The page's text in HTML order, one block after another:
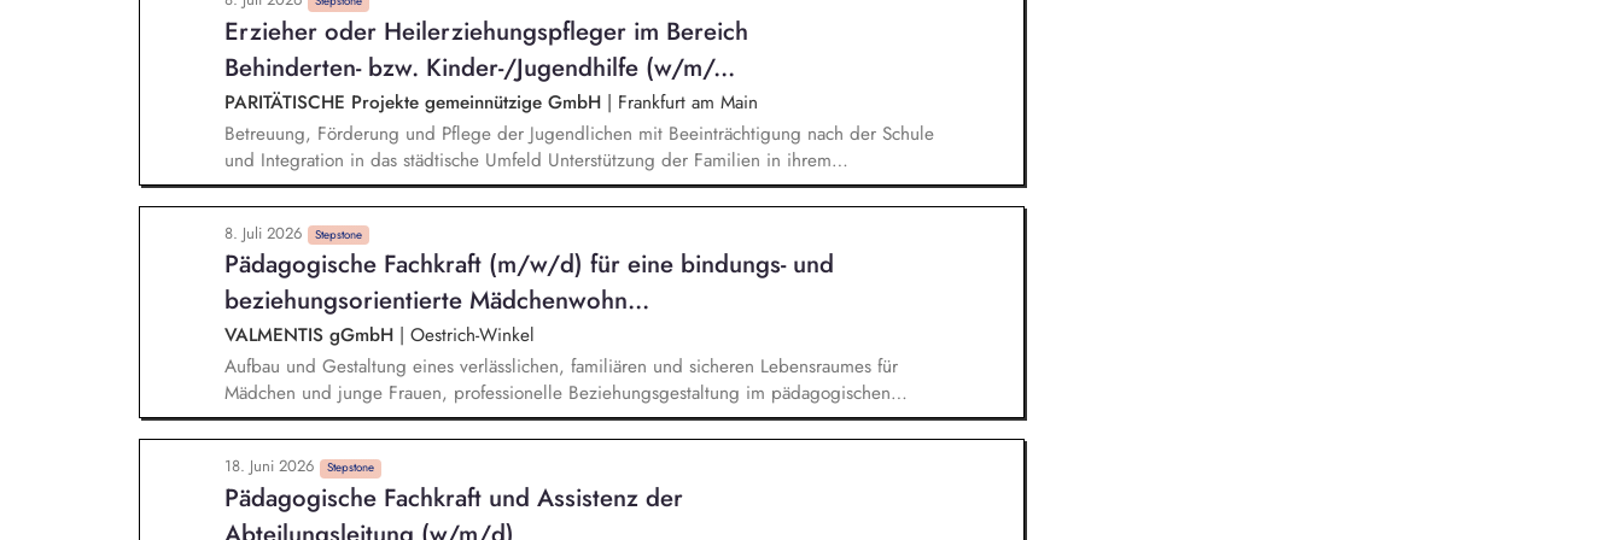
Rahmen von Hilfen zur Erziehung und ggf. in Zusammenarbeit mit dem Familiengericht,
Einleitung von Maßnahmen zur Gefahrenabwehr (u. a. Inobhutnahmen), Mitwirkung in
Verfahren vor dem Familiengericht, Netzwerkarbeit
Erzieher oder Heilerziehungspfleger im Bereich
Behinderten- bzw. Kinder-/Jugendhilfe (w/m/...
PARITÄTISCHE Projekte gemeinnützige GmbH | Frankfurt am Main
Betreuung, Förderung und Pflege der Jugendlichen mit Beeinträchtigung nach der Schule
und Integration in das städtische Umfeld Unterstützung der Familien in ihrem
Erziehungsauftrag, gemeinsam mit der Schule und weiteren Bezugs- und Hilfsinstitutionen
der Jugendlichen fachgerechte Vorbereitung und Dokumentation der pädagogischen
Arbeit und konstruktive Zusammenarbeit im Team fachgerechte Dokumentation und
Erstellung von Entwicklungsberichten Kooperation mit Schulen und anderen beteiligten
Institutionen
8. Juli 2026 Stepstone
Pädagogische Fachkraft (m/w/d) für eine bindungs- und
beziehungsorientierte Mädchenwohn...
VALMENTIS gGmbH | Oestrich-Winkel
Aufbau und Gestaltung eines verlässlichen, familiären und sicheren Lebensraumes für
Mädchen und junge Frauen, professionelle Beziehungsgestaltung im pädagogischen
Alltag, bindungsorientierte Begleitung in herausfordernden Lebenssituationen, Förderung
emotionaler Stabilität, sozialer Kompetenzen und individueller Ressourcen, Unterstützung
bei der Entwicklung von Selbstständigkeit, Eigenverantwortung und gesellschaftlicher
Teilhabe, Vermittlung lebenspraktischer Fähigkeiten für ein selbstbestimmtes Leben,
Planung und Durchführung kreativer Freizeit-, Gruppen- und Bildungsangebote
18. Juni 2026 Stepstone
Pädagogische Fachkraft und Assistenz der